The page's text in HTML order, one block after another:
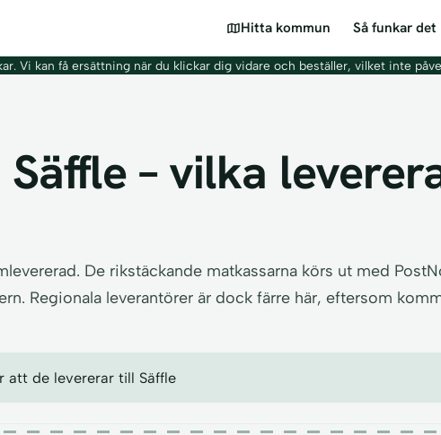
Hitta kommun Så funkar det
Vi kan få ersättning när du klickar dig vidare och beställer, vilket inte
– vilka
De rikstäckande matkassarna körs ut med
Regionala leverantörer är dock färre här, eftersom
att de levererar till Säffle